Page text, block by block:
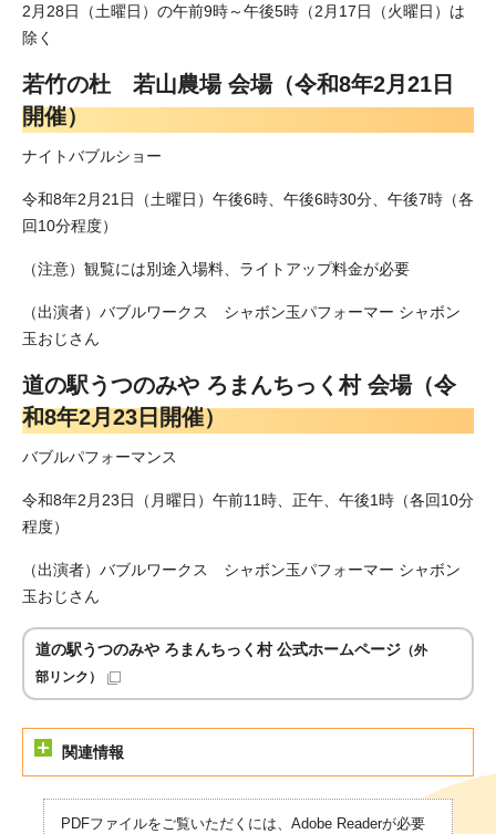
2月28日（土曜日）の午前9時～午後5時（2月17日（火曜日）は
除く
若竹の杜 若山農場 会場（令和8年2月21日
開催）
ナイトバブルショー
令和8年2月21日（土曜日）午後6時、午後6時30分、午後7時（各
回10分程度）
（注意）観覧には別途入場料、ライトアップ料金が必要
（出演者）バブルワークス シャボン玉パフォーマー シャボン
玉おじさん
道の駅うつのみや ろまんちっく村 会場（令
和8年2月23日開催）
バブルパフォーマンス
令和8年2月23日（月曜日）午前11時、正午、午後1時（各回10分
程度）
（出演者）バブルワークス シャボン玉パフォーマー シャボン
玉おじさん
道の駅うつのみや ろまんちっく村 公式ホームページ （外
部リンク）
関連情報
PDFファイルをご覧いただくには、Adobe Readerが必要